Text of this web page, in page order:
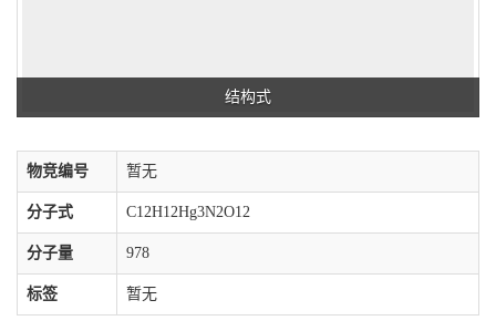
结构式
物竞编号 暂无
分子式 C12H12Hg3N2O12
分子量 978
标签 暂无